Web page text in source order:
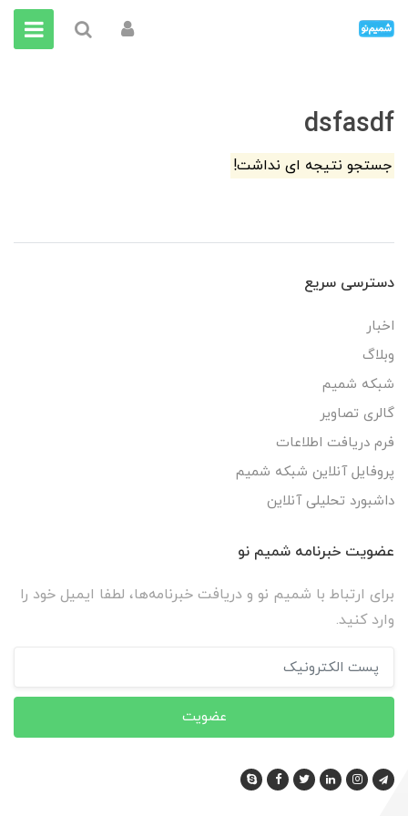
dsfasdf
جستجو نتیجه ای نداشت!
دسترسی سریع
اخبار
وبلاگ
شبکه شمیم
گالری تصاویر
فرم دریافت اطلاعات
پروفایل آنلاین شبکه شمیم
داشبورد تحلیلی آنلاین
عضویت خبرنامه شمیم نو
برای ارتباط با شمیم نو و دریافت خبرنامه‌ها، لطفا ایمیل خود را
وارد کنید.
عضویت